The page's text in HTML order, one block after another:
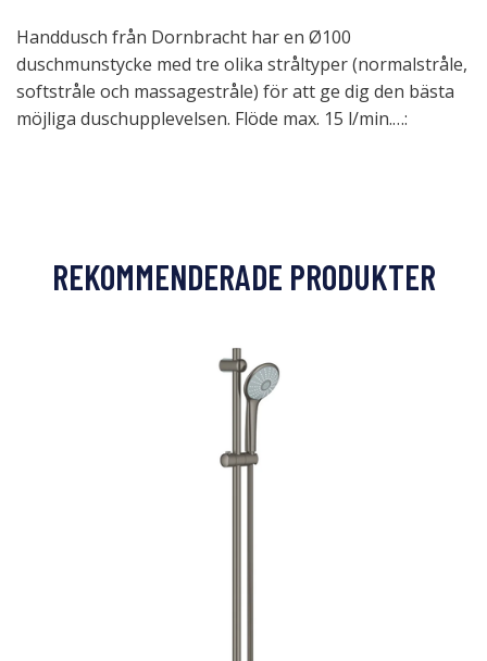
Handdusch från Dornbracht har en Ø100
duschmunstycke med tre olika stråltyper (normalstråle,
softstråle och massagestråle) för att ge dig den bästa
möjliga duschupplevelsen. Flöde max. 15 l/min.…:
REKOMMENDERADE PRODUKTER